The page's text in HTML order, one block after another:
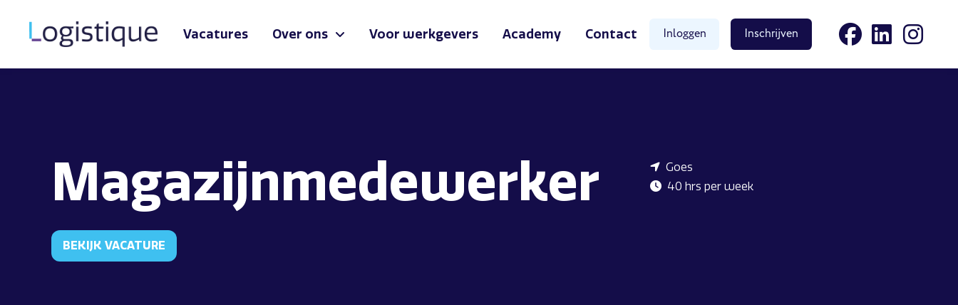
Vacatures Over ons Voor werkgevers Academy Contact Inloggen Inschrijven
Magazijnmedewerker
BEKIJK VACATURE
Goes
40 hrs per week